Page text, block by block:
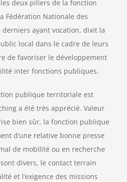
deux piliers de la fonction
Fédération Nationale des
derniers ayant vocation, dixit la
local dans le cadre de leurs
de favoriser le développement
inter fonctions publiques.
publique territoriale est
a été très apprécié. Valeur
bien sûr, la fonction publique
d’une relative bonne presse
de mobilité ou en recherche
divers, le contact terrain
et l’exigence des missions